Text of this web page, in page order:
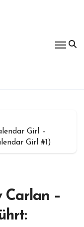
Girl –
Girl #1)
Carlan –